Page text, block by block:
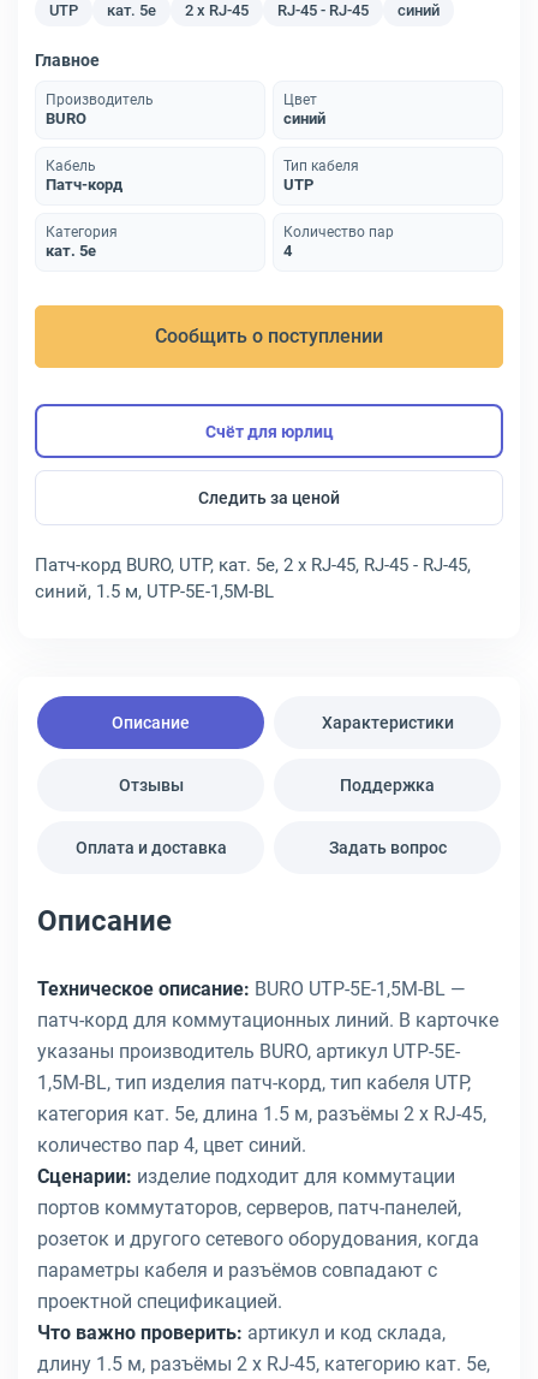
UTP кат. 5e 2 x RJ-45 RJ-45 - RJ-45 синий
Главное
Производитель
BURO
Цвет
синий
Кабель
Патч-корд
Тип кабеля
UTP
Категория
кат. 5e
Количество пар
4
Сообщить о поступлении
Счёт для юрлиц
Следить за ценой
Патч-корд BURO, UTP, кат. 5e, 2 x RJ-45, RJ-45 - RJ-45,
синий, 1.5 м, UTP-5E-1,5M-BL
Описание Характеристики
Отзывы Поддержка
Оплата и доставка Задать вопрос
Описание
Техническое описание: BURO UTP-5E-1,5M-BL —
патч-корд для коммутационных линий. В карточке
указаны производитель BURO, артикул UTP-5E-
1,5M-BL, тип изделия патч-корд, тип кабеля UTP,
категория кат. 5e, длина 1.5 м, разъёмы 2 x RJ-45,
количество пар 4, цвет синий.
Сценарии: изделие подходит для коммутации
портов коммутаторов, серверов, патч-панелей,
розеток и другого сетевого оборудования, когда
параметры кабеля и разъёмов совпадают с
проектной спецификацией.
Что важно проверить: артикул и код склада,
длину 1.5 м, разъёмы 2 x RJ-45, категорию кат. 5e,